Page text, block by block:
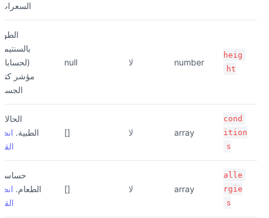
heig
ht
number لا null
مؤشر
cond
ition
s
array لا []
الطبية.
alle
rgie
s
array لا []
الطعام.